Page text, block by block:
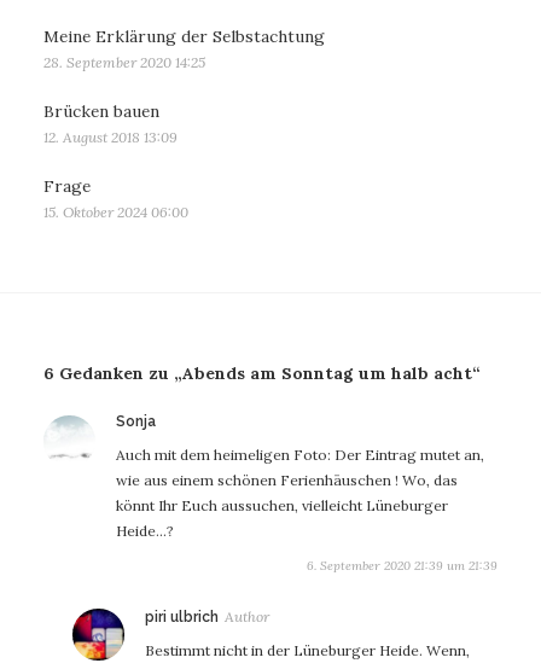
Meine Erklärung der Selbstachtung
28. September 2020 14:25
Brücken bauen
12. August 2018 13:09
Frage
15. Oktober 2024 06:00
6 Gedanken zu „Abends am Sonntag um halb acht“
Sonjasagt:
Auch mit dem heimeligen Foto: Der Eintrag mutet an,
wie aus einem schönen Ferienhäuschen ! Wo, das
könnt Ihr Euch aussuchen, vielleicht Lüneburger
Heide…?
6. September 2020 21:39 um 21:39
piri ulbrich sagt:
Bestimmt nicht in der Lüneburger Heide. Wenn,